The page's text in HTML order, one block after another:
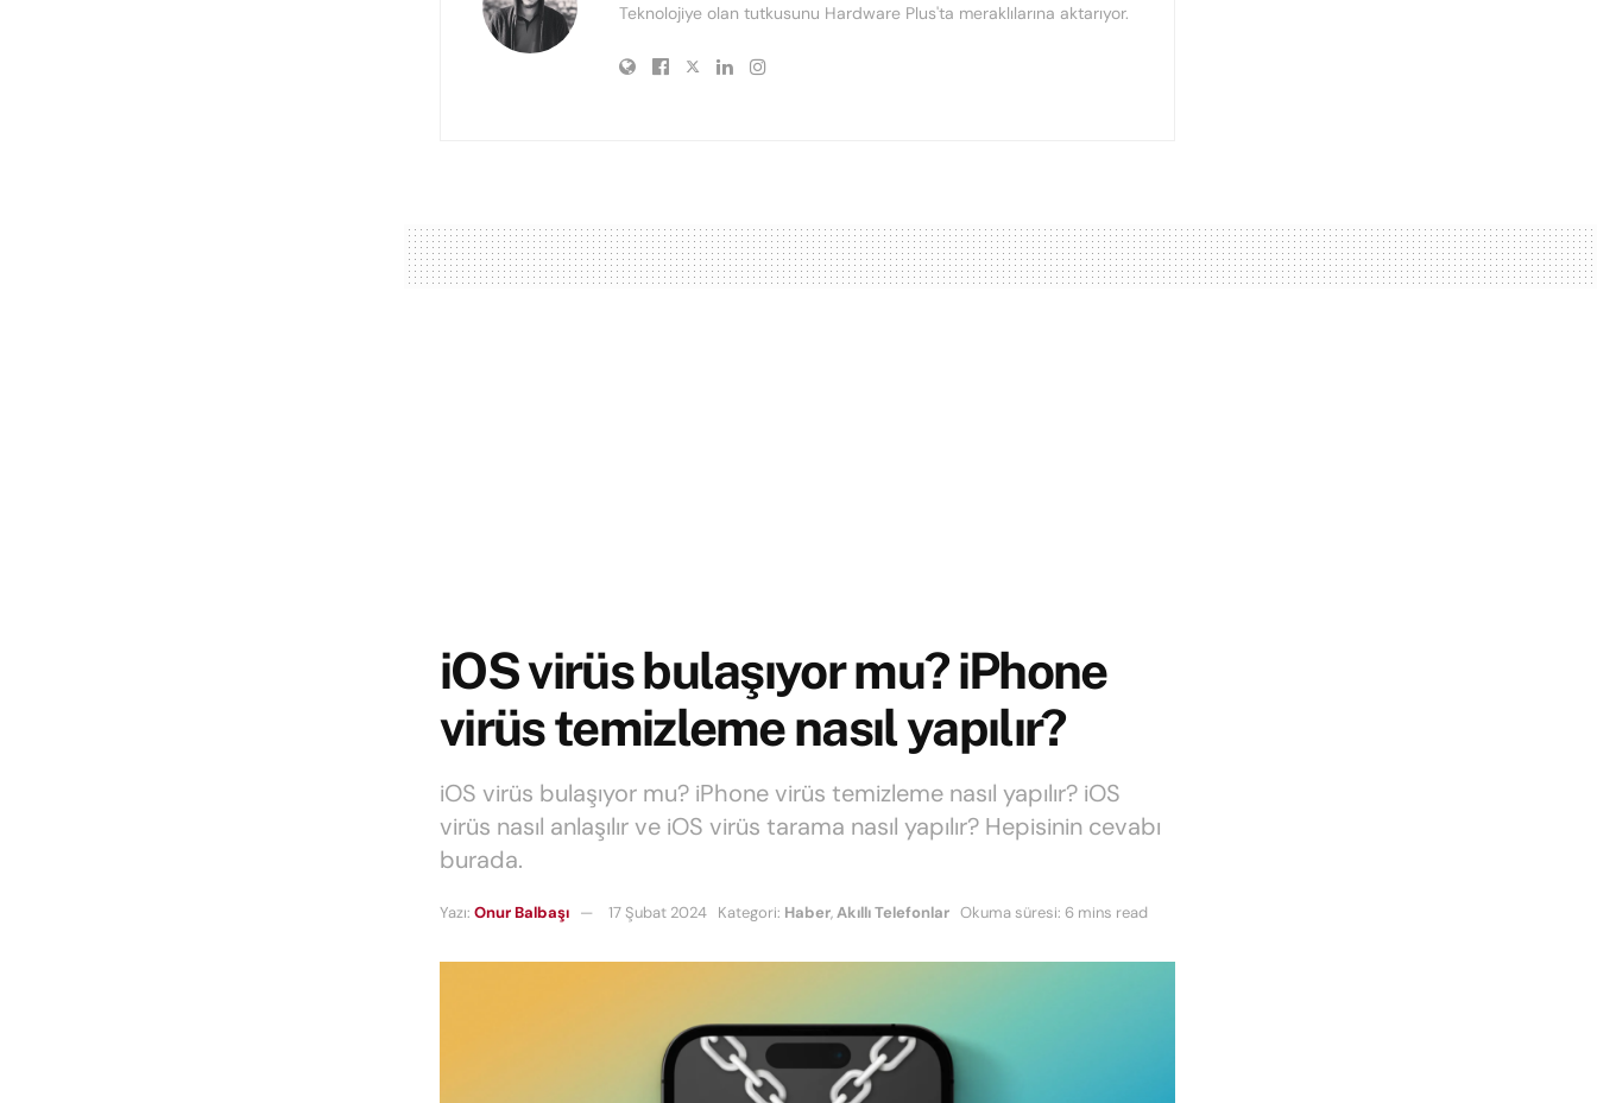
Teknolojiye olan tutkusunu Hardware Plus'ta meraklılarına aktarıyor.
iOS virüs bulaşıyor mu? iPhone
virüs temizleme nasıl yapılır?
iOS virüs bulaşıyor mu? iPhone virüs temizleme nasıl yapılır? iOS
virüs nasıl anlaşılır ve iOS virüs tarama nasıl yapılır? Hepisinin cevabı
burada.
Yazı: Onur Balbaşı 17 Şubat 2024 Kategori: Haber,Akıllı Telefonlar Okuma süresi: 6 mins read